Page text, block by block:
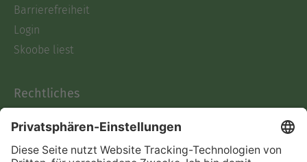
Barrierefreiheit
Login
Skoobe liest
Rechtliches
AGB
Informationen nach Data